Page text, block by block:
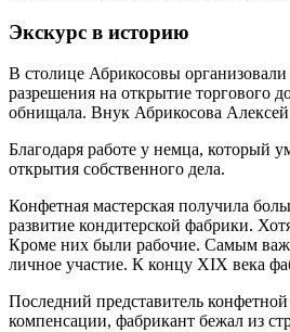
Экскурс в историю
В столице Абрикосовы
разрешения на открытие торгового
обнищала. Внук Абрикосова
Благодаря работе у немца, который
открытия собственного дела.
Конфетная мастерская получила
развитие кондитерской фабрики.
Кроме них были рабочие. Самым
личное участие. К концу XIX века
Последний представитель
компенсации, фабрикант бежал из